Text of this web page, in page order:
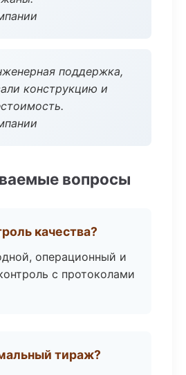
поддержка,
конструкцию и
вопросы
качества?
операционный и
с протоколами
тираж?